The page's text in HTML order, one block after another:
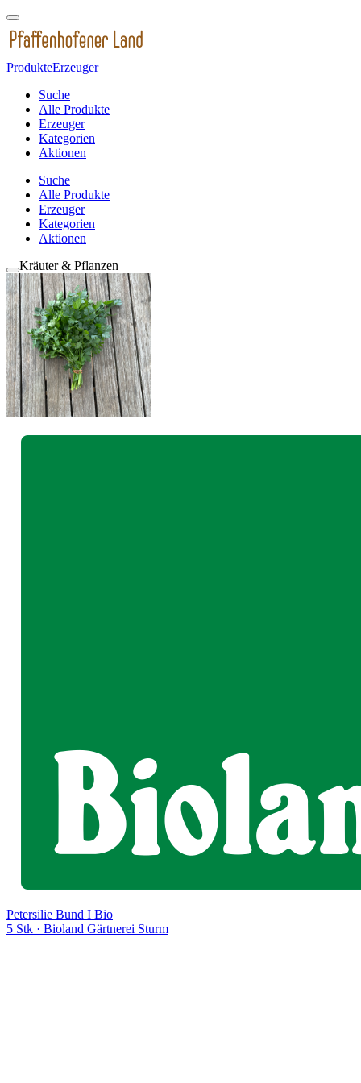
ProdukteErzeuger
Suche
Alle Produkte
Erzeuger
Kategorien
Aktionen
Suche
Alle Produkte
Erzeuger
Kategorien
Aktionen
Kräuter & Pflanzen
Petersilie Bund I Bio
5 Stk · Bioland Gärtnerei Sturm